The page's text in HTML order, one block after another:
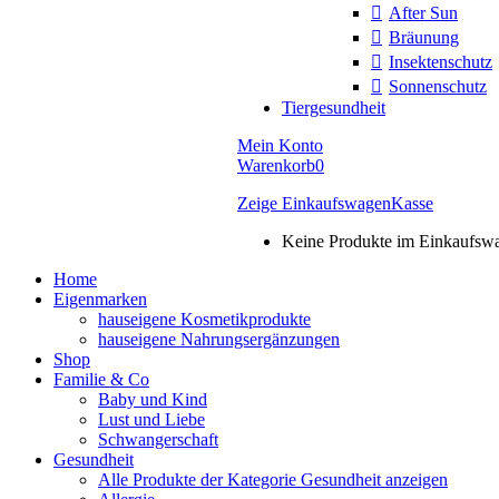
After Sun
Bräunung
Insektenschutz
Sonnenschutz
Tiergesundheit
Mein Konto
Warenkorb0
Zeige EinkaufswagenKasse
Keine Produkte im
Home
Eigenmarken
hauseigene Kosmetikprodukte
hauseigene Nahrungsergänzungen
Shop
Familie & Co
Baby und Kind
Lust und Liebe
Schwangerschaft
Gesundheit
Alle Produkte der Kategorie Gesundheit anzeigen